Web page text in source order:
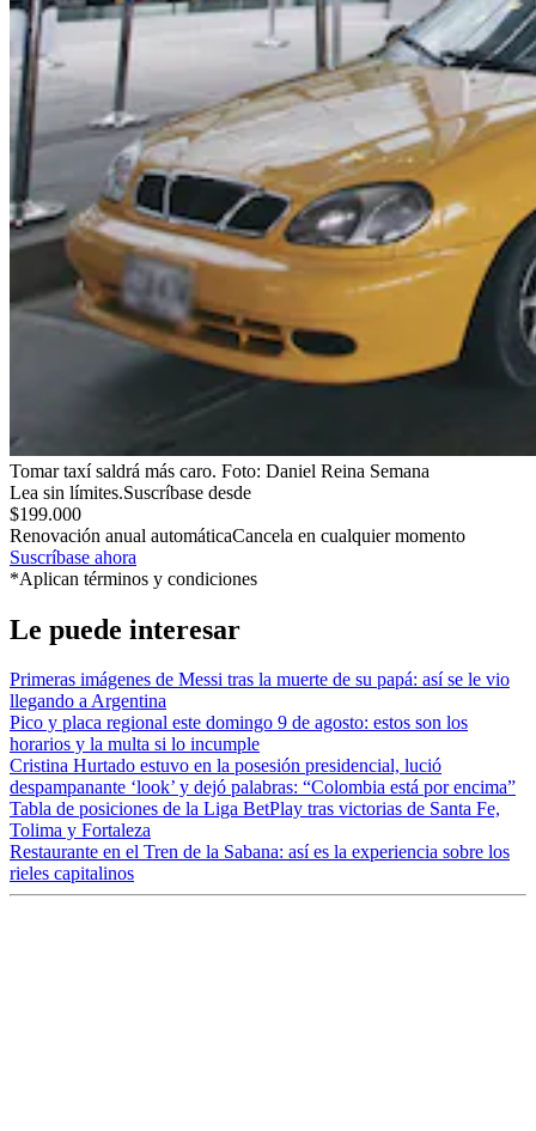
Tomar taxí saldrá más caro. Foto: Daniel Reina Semana
Lea sin límites.Suscríbase desde
$199.000
Renovación anual automáticaCancela en cualquier momento
Suscríbase ahora
*Aplican términos y condiciones
Le puede interesar
Primeras imágenes de Messi tras la muerte de su papá: así se le vio
llegando a Argentina
Pico y placa regional este domingo 9 de agosto: estos son los
horarios y la multa si lo incumple
Cristina Hurtado estuvo en la posesión presidencial, lució
despampanante ‘look’ y dejó palabras: “Colombia está por encima”
Tabla de posiciones de la Liga BetPlay tras victorias de Santa Fe,
Tolima y Fortaleza
Restaurante en el Tren de la Sabana: así es la experiencia sobre los
rieles capitalinos